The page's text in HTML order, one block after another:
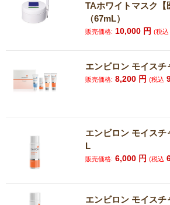
TAホワイトマスク【
（67mL）
販売価格: 10,000 円(税込
エンビロン モイスチ
販売価格: 8,200 円(税込
エンビロン モイスチ
L
販売価格: 6,000 円(税込
エンビロン モイスチ